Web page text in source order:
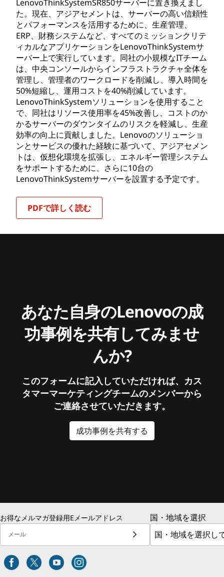
LenovoThinkSystemSR850サーバーに置き換えまし
た。現在、アジアセメントは、サーバーの高い信頼性
とパフォーマンスを活用するために、生産管理、
ERP、財務システムなど、すべてのミッションクリテ
ィカルなアプリケーションをLenovoThinkSystemサ
ーバー上で実行しています。同社の小規模なITチーム
は、中央コンソールからインフラストラクチャ全体を
管理し、管理者のワークロードを削減し、導入時間を
50%短縮し、運用コストを40%削減しています。
LenovoThinkSystemソリューションを使用すること
で、同社はリソース使用率を45%改善し、コストのか
かるサーバーのダウンタイムのリスクを軽減し、生産
効率の向上に貢献しました。Lenovoのソリューショ
ンとサービスの優れた経験に基づいて、アジアセメン
トは、仮想化環境を拡張し、エネルギー管理システム
をサポートするために、さらに10台の
LenovoThinkSystemサーバーを設置する予定です。
PDFで詳しく読む
あなた自身のLenovoの成
功事例を共有してみませ
んか?
このフォームに記入していただければ、カス
タマーマーケティングチームのメンバーから
ご連絡させていただきます。
成功事例を共有する
お得なメルマガ登録用Eメールアドレス
メール
国・地域を選択